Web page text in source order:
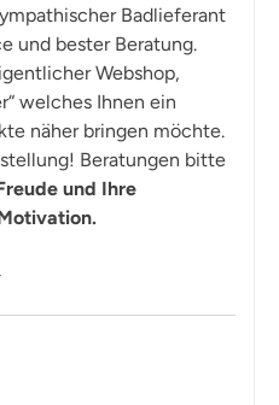
Badlieferant
und bester Beratung.
Webshop,
welches Ihnen ein
näher bringen möchte.
Beratungen bitte
und Ihre